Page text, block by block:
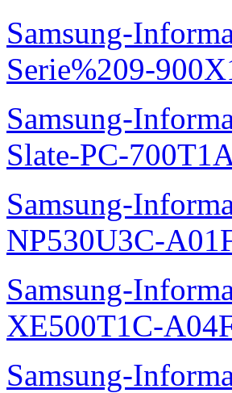
Samsung-
Serie%209-
Samsung-
Slate-PC-
Samsung-
NP530U3C-
Samsung-
XE500T1C-
Samsung-